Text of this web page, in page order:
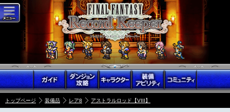
トップページ 装備品 レア8 アストラルロッド【VIII】